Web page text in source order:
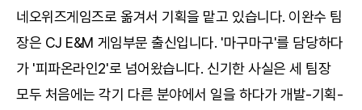
네오위즈게임즈로 옮겨서 기획을 맡고 있습니다. 이완수 팀
장은 CJ E&M 게임부문 출신입니다. '마구마구'를 담당하다
가 '피파온라인2'로 넘어왔습니다. 신기한 사실은 세 팀장
모두 처음에는 각기 다른 분야에서 일을 하다가 개발-기획-